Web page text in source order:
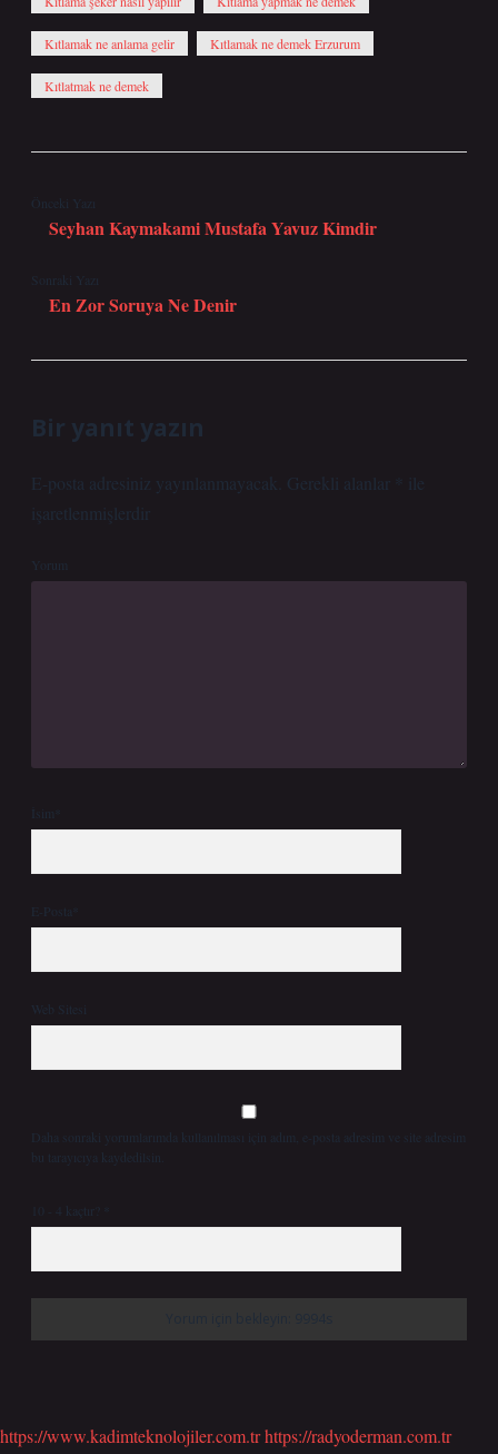
Kıtlamak ne anlama gelir Kıtlamak ne demek Erzurum
Kıtlatmak ne demek
Önceki Yazı
Seyhan Kaymakami Mustafa Yavuz Kimdir
Sonraki Yazı
En Zor Soruya Ne Denir
Bir yanıt yazın
E-posta adresiniz yayınlanmayacak. Gerekli alanlar
ile
işaretlenmişlerdir
Yorum
İsim*
E-Posta*
Web Sitesi
Daha sonraki yorumlarımda kullanılması için adım, e-posta adresim ve site adresim
bu tarayıcıya kaydedilsin.
10 - 4 kaçtır?
https://www.kadimteknolojiler.com.trhttps://radyoderman.com.tr